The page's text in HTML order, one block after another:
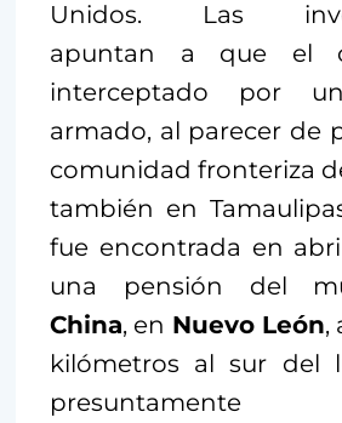
Unidos. Las
apuntan a que el
interceptado por
armado, al parecer de
comunidad fronteriza
también en
fue encontrada en
una pensión del
China, en Nuevo León,
kilómetros al sur del